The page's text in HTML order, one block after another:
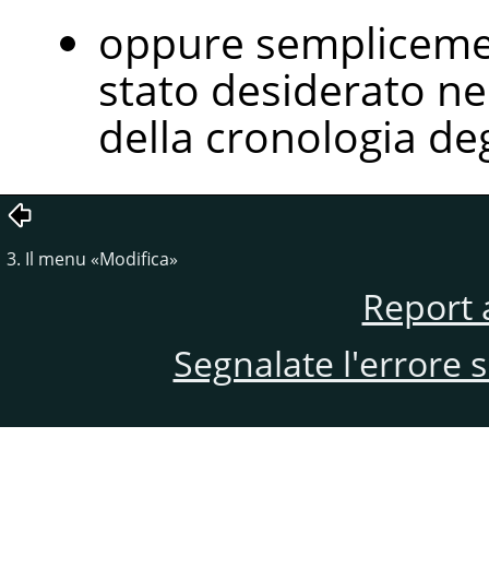
oppure
stato desiderato
della cronologia
3. Il menu «Modifica»
Report
Segnalate l'errore